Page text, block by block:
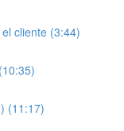
cliente (3:44)
(11:17)